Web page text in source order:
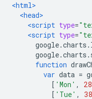
<html>
<head>
<script type=
<script type=
google.charts .
google.charts .
function
var data =
[ 'Mon' , 28
[ 'Tue' , 38